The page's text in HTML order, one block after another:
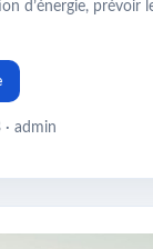
d’énergie, prévoir
admin